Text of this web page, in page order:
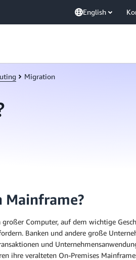
English
Migration
Mainframe?
Computer, auf dem wichtige
Banken und andere große
und
ihre veralteten On-Premises